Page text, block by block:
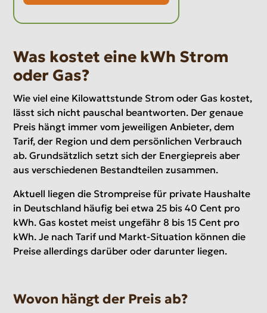
Was kostet eine kWh Strom
oder Gas?
Wie viel eine Kilowattstunde Strom oder Gas kostet,
lässt sich nicht pauschal beantworten. Der genaue
Preis hängt immer vom jeweiligen Anbieter, dem
Tarif, der Region und dem persönlichen Verbrauch
ab. Grundsätzlich setzt sich der Energiepreis aber
aus verschiedenen Bestandteilen zusammen.
Aktuell liegen die Strompreise für private Haushalte
in Deutschland häufig bei etwa 25 bis 40 Cent pro
kWh. Gas kostet meist ungefähr 8 bis 15 Cent pro
kWh. Je nach Tarif und Markt-Situation können die
Preise allerdings darüber oder darunter liegen.
Wovon hängt der Preis ab?